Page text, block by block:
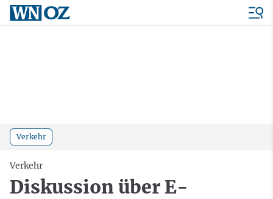
Verkehr
Verkehr
Diskussion über E-